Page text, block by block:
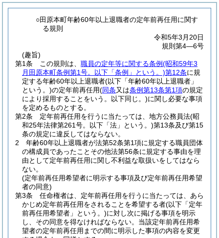
○田原本町年齢60年以上退職者の定年前再任用に関す
る規則
令和5年3月20日
規則第4―6号
(趣旨)
第1条
この規則は、 職員の定年等に関する条例(昭和59年3
月田原本町条例第1号。以下「条例」という。)第12条に規
定する年齢60年以上退職者(以下「年齢60年以上退職者」
という。)の定年前再任用(同条又は条例第13条第1項の規定
により採用することをいう。以下同じ。)に関し必要な事項
を定めるものとする。
第2条
定年前再任用を行うに当たっては、地方公務員法(昭
和25年法律第261号。以下「法」という。)第13条及び第15
条の規定に違反してはならない。
2
年齢60年以上退職者が法第52条第1項に規定する職員団体
の構成員であったことその他法第56条に規定する事由を理
由として定年前再任用に関し不利益な取扱いをしてはなら
ない。
(定年前再任用希望者に明示する事項及び定年前再任用希望
者の同意)
第3条
任命権者は、定年前再任用を行うに当たっては、あら
かじめ定年前再任用をされることを希望する者(以下「定年
前再任用希望者」という。)に対し次に掲げる事項を明示
し、その同意を得なければならない。 当該定年前再任用希
望者の定年前再任用までの間に明示した事項の内容を変更